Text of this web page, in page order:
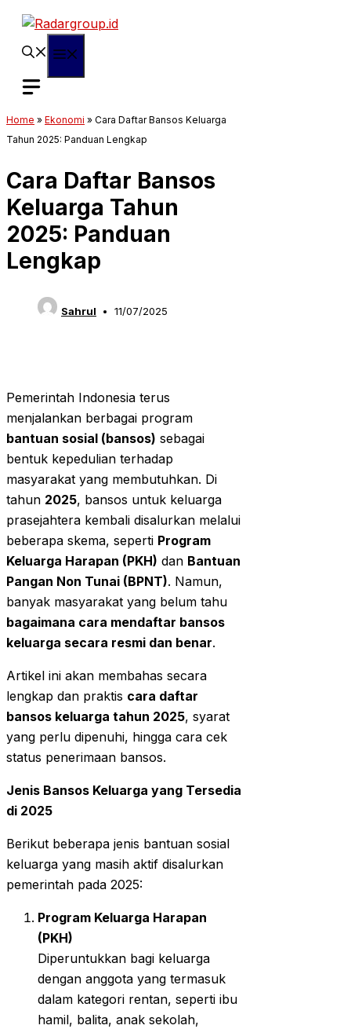
Langsung
Home » Ekonomi » Cara Daftar Bansos Keluarga
Tahun 2025: Panduan Lengkap
Cara Daftar Bansos
Keluarga Tahun
2025: Panduan
Lengkap
Sahrul 11/07/2025
Pemerintah Indonesia terus
menjalankan berbagai program
bantuan sosial (bansos) sebagai
bentuk kepedulian terhadap
masyarakat yang membutuhkan. Di
tahun 2025, bansos untuk keluarga
prasejahtera kembali disalurkan melalui
beberapa skema, seperti Program
Keluarga Harapan (PKH) dan Bantuan
Pangan Non Tunai (BPNT). Namun,
banyak masyarakat yang belum tahu
bagaimana cara mendaftar bansos
keluarga secara resmi dan benar.
Artikel ini akan membahas secara
lengkap dan praktis cara daftar
bansos keluarga tahun 2025, syarat
yang perlu dipenuhi, hingga cara cek
status penerimaan bansos.
Jenis Bansos Keluarga yang Tersedia
di 2025
Berikut beberapa jenis bantuan sosial
keluarga yang masih aktif disalurkan
pemerintah pada 2025:
Program Keluarga Harapan
(PKH)
Diperuntukkan bagi keluarga
dengan anggota yang termasuk
dalam kategori rentan, seperti ibu
hamil, balita, anak sekolah,